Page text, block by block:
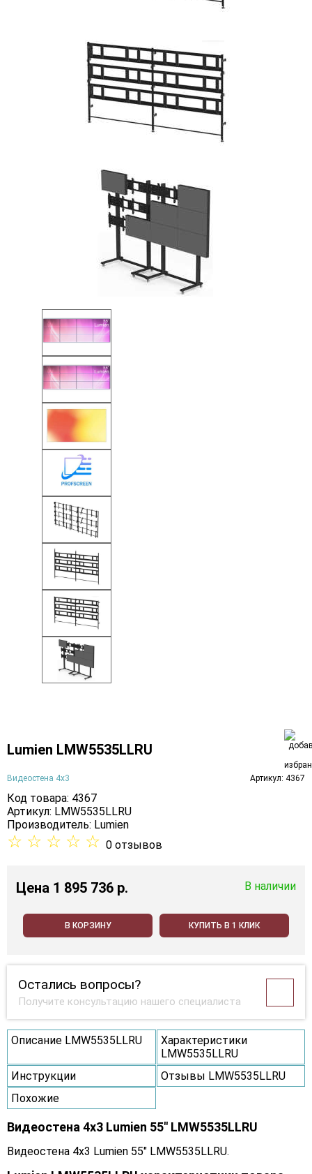
Lumien LMW5535LLRU
Видеостена 4х3 Артикул: 4367
Код товара: 4367
Артикул: LMW5535LLRU
Производитель: Lumien
☆ ☆ ☆ ☆ ☆ 0 отзывов
Цена 1 895 736 p. В наличии
В КОРЗИНУ КУПИТЬ В 1 КЛИК
Остались вопросы?
Получите консультацию нашего специалиста
Описание LMW5535LLRU
Характеристики
LMW5535LLRU
Инструкции
Отзывы LMW5535LLRU
Похожие
Видеостена 4x3 Lumien 55" LMW5535LLRU
Видеостена 4x3 Lumien 55" LMW5535LLRU.